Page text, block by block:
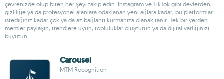
çevrenizde olup biten her şeyi takip edin. Instagram ve TikTok gibi devlerden,
gizliliğe ya da profesyonel alanlara odaklanan yeni ağlara kadar, bu platformlar
istediğiniz kadar çok ya da az bağlantı kurmanıza olanak tanır. Tek bir yerden
memler paylaşın, trendlere uyun, topluluklar oluşturun ya da dijital varlığınızı
büyütün.
Carousel
MTM Recognition